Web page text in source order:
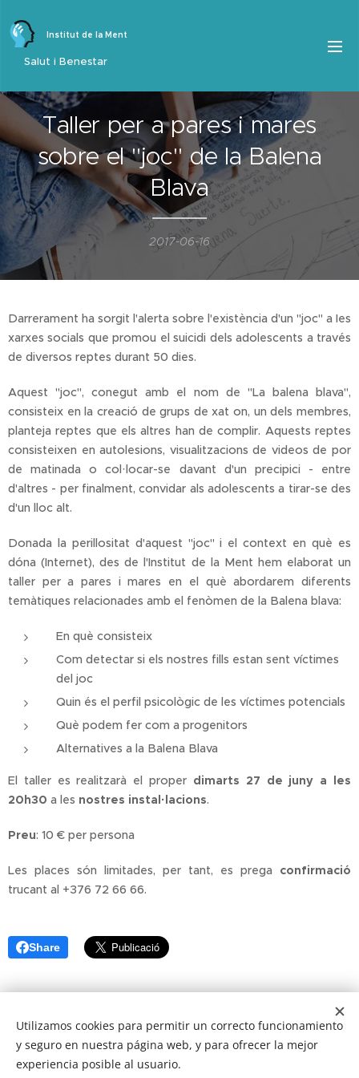
Institut de la Ment
Salut i Benestar
Taller per a pares i mares
sobre el "joc" de la Balena
Blava
2017-06-16
Darrerament ha sorgit l'alerta sobre l'existència d'un "joc" a Ies
xarxes socials que promou el suicidi dels adolescents a través
de diversos reptes durant 50 dies.
Aquest "joc", conegut amb el nom de "La balena blava",
consisteix en la creació de grups de xat on, un dels membres,
planteja reptes que els altres han de complir. Aquests reptes
consisteixen en autolesions, visualitzacions de videos de por
de matinada o col·locar-se davant d'un precipici - entre
d'altres - per finalment, convidar als adolescents a tirar-se des
d'un lloc alt.
Donada la perillositat d'aquest "joc" i el context en què es
dóna (Internet), des de l'Institut de la Ment hem elaborat un
taller per a pares i mares en el què abordarem diferents
temàtiques relacionades amb el fenòmen de la Balena blava:
En què consisteix
Com detectar si els nostres fills estan sent víctimes
del joc
Quin és el perfil psicològic de les víctimes potencials
Què podem fer com a progenitors
Alternatives a la Balena Blava
El taller es realitzarà el proper dimarts 27 de juny a les
20h30 a les nostres instal·lacions.
Preu: 10 € per persona
Les places són limitades, per tant, es prega confirmació
trucant al +376 72 66 66.
Share
Avís Legal Política de galetes Política de privacitat
© INSTITUT DE LA MENT 2017. Development by
Utilizamos cookies para permitir un correcto funcionamiento
y seguro en nuestra página web, y para ofrecer la mejor
experiencia posible al usuario.